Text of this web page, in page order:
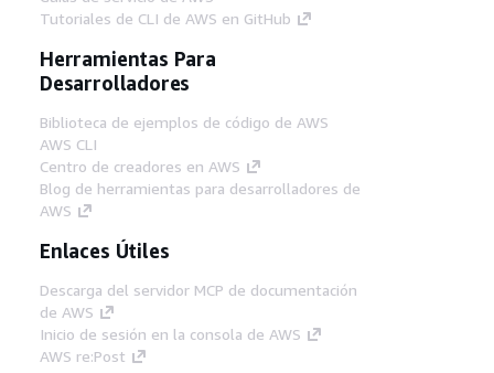
Tutoriales de CLI de AWS en GitHub
Herramientas Para
Desarrolladores
Biblioteca de ejemplos de código de AWS
AWS CLI
Centro de creadores en AWS
Blog de herramientas para desarrolladores de
AWS
Enlaces Útiles
Descarga del servidor MCP de documentación
de AWS
Inicio de sesión en la consola de AWS
AWS re:Post